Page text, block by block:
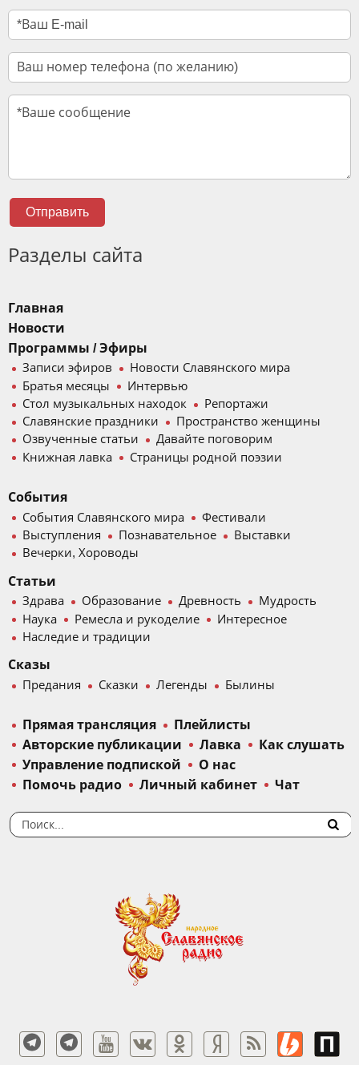
Отправить
Разделы сайта
Главная
Новости
Программы / Эфиры
Записи эфиров
Новости Славянского мира
Братья месяцы
Интервью
Стол музыкальных находок
Репортажи
Славянские праздники
Пространство женщины
Озвученные статьи
Давайте поговорим
Книжная лавка
Страницы родной поэзии
События
События Славянского мира
Фестивали
Выступления
Познавательное
Выставки
Вечерки, Хороводы
Статьи
Здрава Образование Древность
Мудрость
Наука
Ремесла и рукоделие
Интересное
Наследие и традиции
Сказы
Предания Сказки Легенды Былины
Прямая трансляция
Плейлисты
Авторские публикации
Лавка
Как слушать
Управление подпиской
О нас
Помочь радио
Личный кабинет Чат